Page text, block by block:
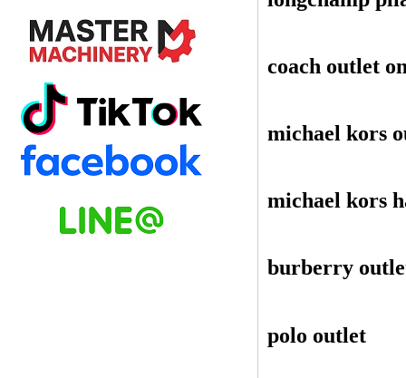
coach outlet
michael kors
michael kors
burberry
polo outlet